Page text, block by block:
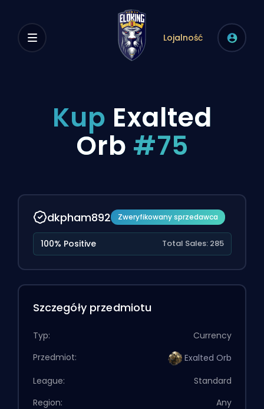
Lojalność
Kup Exalted
Orb #75
dkpham892 Zweryfikowany sprzedawca
100% Positive Total Sales: 285
Szczegóły przedmiotu
Typ:
Currency
Przedmiot:
Exalted Orb
League:
Standard
Region:
Any